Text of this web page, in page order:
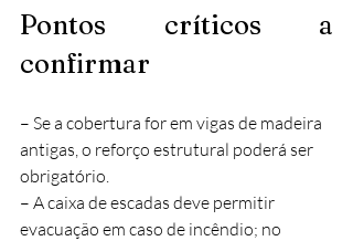
Pontos críticos a
confirmar
– Se a cobertura for em vigas de madeira
antigas, o reforço estrutural poderá ser
obrigatório.
– A caixa de escadas deve permitir
evacuação em caso de incêndio; no